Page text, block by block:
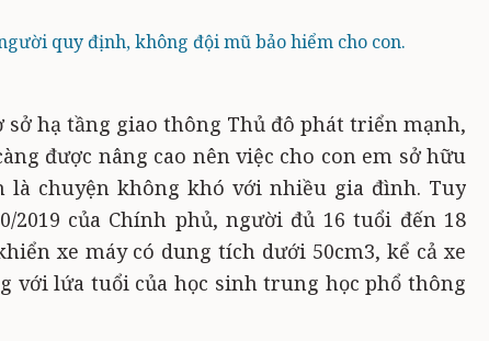
quy định, không đội mũ bảo hiểm cho con.
sở hạ tầng giao thông Thủ đô phát triển mạnh,
được nâng cao nên việc cho con em sở hữu
là chuyện không khó với nhiều gia đình. Tuy
2019 của Chính phủ, người đủ 16 tuổi đến 18
xe máy có dung tích dưới 50cm3, kể cả xe
với lứa tuổi của học sinh trung học phổ thông